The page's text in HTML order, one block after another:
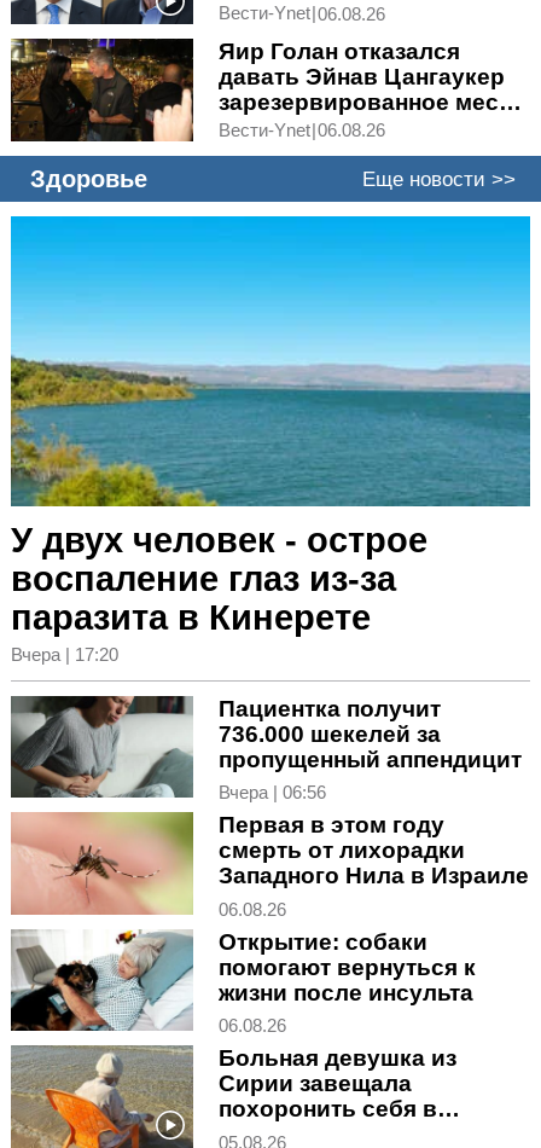
Вести-Ynet|06.08.26
Яир Голан отказался
давать Эйнав Цангаукер
зарезервированное место
в списке Демократов
Вести-Ynet|06.08.26
Здоровье Еще новости >>
У двух человек - острое
воспаление глаз из-за
паразита в Кинерете
Вчера | 17:20
Пациентка получит
736.000 шекелей за
пропущенный аппендицит
Вчера | 06:56
Первая в этом году
смерть от лихорадки
Западного Нила в Израиле
06.08.26
Открытие: собаки
помогают вернуться к
жизни после инсульта
06.08.26
Больная девушка из
Сирии завещала
похоронить себя в
Израиле
05.08.26